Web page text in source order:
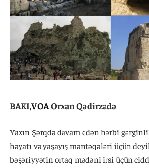
BAKI,VOAOrxan Qədirzadə
Yaxın Şərqdə davam edən hərbi
həyatı və yaşayış məntəqələri üçün
bəşəriyyətin ortaq mədəni irsi üçün